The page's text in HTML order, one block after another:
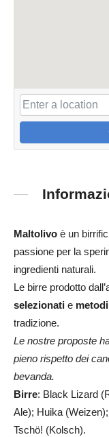
Maltolivo è un
passione per la
ingredienti naturali.
Le birre prodotto
selezionati e
tradizione.
Le nostre proposte
pieno rispetto dei
bevanda.
Birre: Black Lizard
Ale); Huika
Tschö! (Kolsch).